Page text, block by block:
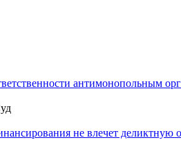
антимонопольным
не влечет деликтную